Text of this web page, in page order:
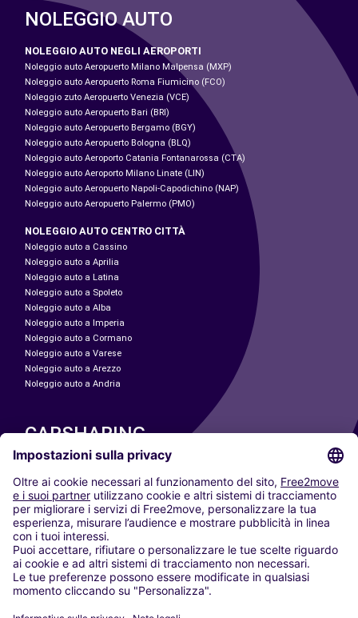
NOLEGGIO AUTO
NOLEGGIO AUTO NEGLI AEROPORTI
Noleggio auto Aeropuerto Milano Malpensa (MXP)
Noleggio auto Aeropuerto Roma Fiumicino (FCO)
Noleggio zuto Aeropuerto Venezia (VCE)
Noleggio auto Aeropuerto Bari (BRI)
Noleggio auto Aeropuerto Bergamo (BGY)
Noleggio auto Aeropuerto Bologna (BLQ)
Noleggio auto Aeroporto Catania Fontanarossa (CTA)
Noleggio auto Aeroporto Milano Linate (LIN)
Noleggio auto Aeropuerto Napoli-Capodichino (NAP)
Noleggio auto Aeropuerto Palermo (PMO)
NOLEGGIO AUTO CENTRO CITTÀ
Noleggio auto a Cassino
Noleggio auto a Aprilia
Noleggio auto a Latina
Noleggio auto a Spoleto
Noleggio auto a Alba
Noleggio auto a Imperia
Noleggio auto a Cormano
Noleggio auto a Varese
Noleggio auto a Arezzo
Noleggio auto a Andria
CARSHARING
LE NOSTRE CITTÀ
Paris
Madrid
Washington DC
Milano
Roma
Torino
Vienna
Berlino